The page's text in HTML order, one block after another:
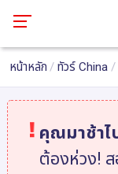
หน้าหลัก ทัวร์ China
คุณมาช้าไ
ต้องห่วง!